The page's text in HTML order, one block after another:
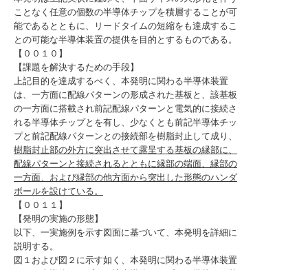
ことなく任意の個数の半導体チップを積層することが可
能であるとともに、リードタイムの短縮をも達成するこ
との可能な半導体装置の提供を目的とするものである。
【００１０】
【課題を解決するための手段】
上記目的を達成するべく、本発明に関わる半導体装置
は、一方面に配線パターンの形成された基板と、該基板
の一方面に搭載され前記配線パターンと電気的に接続さ
れる半導体チップとを有し、少なくとも前記半導体チッ
プと前記配線パターンとの接続部を樹脂封止して成り、
樹脂封止部の外方に突出させて露呈する基板の縁部に、
配線パターンと接続されるとともに縁部の端面、縁部の
一方面、および縁部の他方面から突出した形態のハンダ
ボールを設けている。
【００１１】
【発明の実施の形態】
以下、一実施例を示す図面に基づいて、本発明を詳細に
説明する。
図１および図２に示す如く、本発明に関わる半導体装置